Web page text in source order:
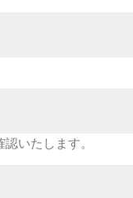
いたします。